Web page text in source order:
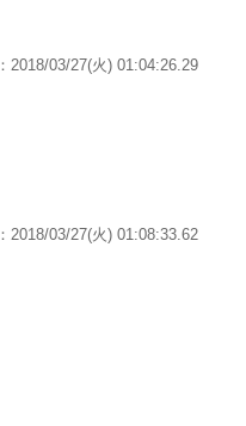
：2018/03/27(火) 01:04:26.29
：2018/03/27(火) 01:08:33.62